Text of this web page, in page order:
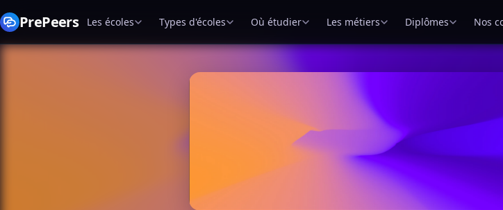
PrePeers Les écoles Types d'écoles Où étudier Les métiers Diplômes Nos